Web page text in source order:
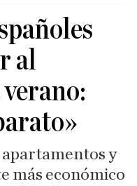
al
apartamentos y
más económico